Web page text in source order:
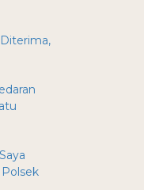
Polsek